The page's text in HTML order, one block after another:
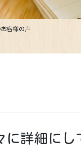
客様の声
に詳細にし